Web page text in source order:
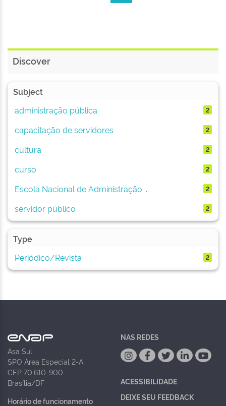
Discover
Subject
administração pública
2
capacitação de servidores 2
cultura 2
curso 2
Escola Nacional de Administração ... 2
servidor público 2
Type
Periódico/Revista
2
Asa Sul
SPO Área Especial 2-A
CEP 70.610-900
Brasília/DF
Horário de funcionamento
NAS REDES
ACESSIBILIDADE
DEIXE SEU FEEDBACK